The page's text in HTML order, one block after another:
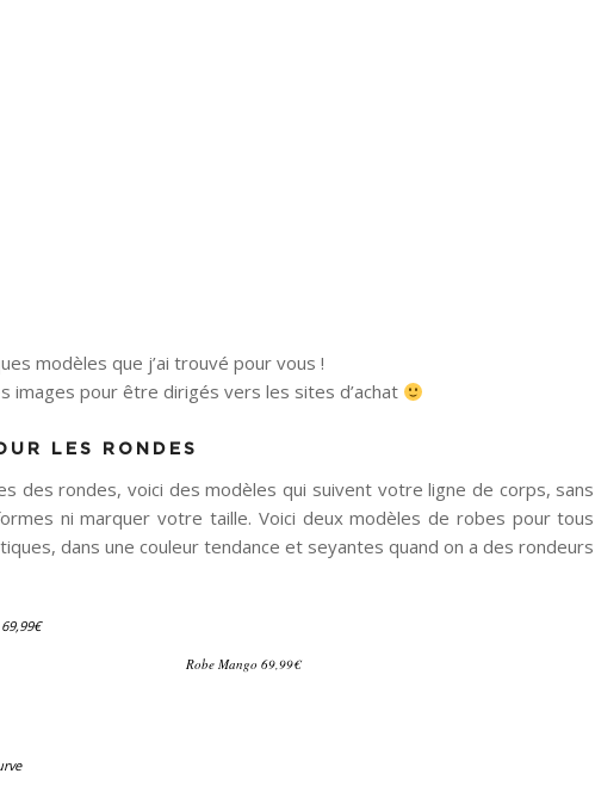
modèles que j’ai trouvé pour vous !
images pour être dirigés vers les sites d’achat
LES RONDES
des rondes, voici des modèles qui suivent votre ligne de corps, sans
ni marquer votre taille. Voici deux modèles de robes pour tous
dans une couleur tendance et seyantes quand on a des rondeurs
Robe Mango 69,99€